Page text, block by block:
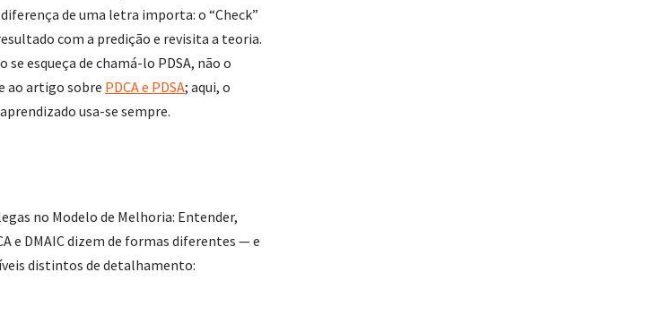
de uma letra importa: o “Check”
com a predição e revisita a teoria.
esqueça de chamá-lo PDSA, não o
ao artigo sobre PDCA e PDSA; aqui, o
usa-se sempre.
no Modelo de Melhoria: Entender,
e DMAIC dizem de formas diferentes — e
distintos de detalhamento: